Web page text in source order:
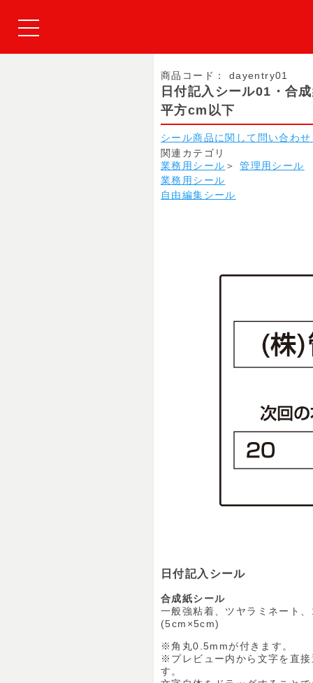
商品コード： dayentry01
日付記入シール01・合
平方cm以下
シール商品に関して問い合わ
関連カテゴリ
業務用シール ＞
管理用シール
業務用シール
自由編集シール
日付記入シール
合成紙シール
一般強粘着、ツヤラミネート
(5cm×5cm)
※角丸0.5mmが付きます。
※プレビュー内から文字を直
す。